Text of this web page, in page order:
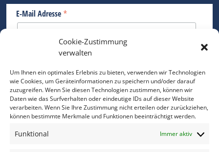
Cookie-Zustimmung
verwalten
Um Ihnen ein optimales Erlebnis zu bieten, verwenden wir Technologien
wie Cookies, um Geräteinformationen zu speichern und/oder darauf
zuzugreifen. Wenn Sie diesen Technologien zustimmen, können wir
Daten wie das Surfverhalten oder eindeutige IDs auf dieser Website
verarbeiten. Wenn Sie Ihre Zustimmung nicht erteilen oder zurückziehen,
können bestimmte Merkmale und Funktionen beeinträchtigt werden.
Funktional Immer aktiv
E-Mail Adresse *
Bitte geben Sie Ihre E-Mail Adresse ein.
*